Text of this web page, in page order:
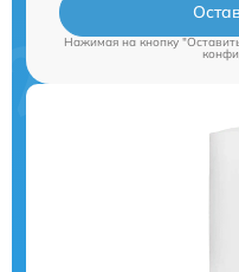
Нажимая на кнопку